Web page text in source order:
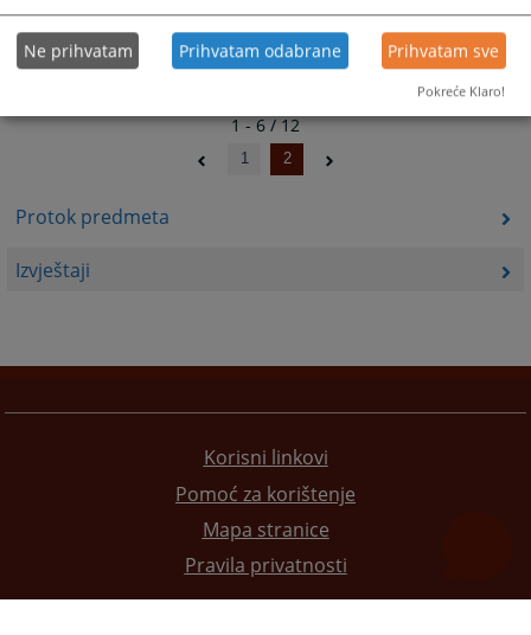
Protok predmeta
Izvještaji
1 - 6 / 12
1 2
Korisni linkovi
Pomoć za korištenje
Mapa stranice
Pravila privatnosti
Ne prihvatam Prihvatam odabrane Prihvatam sve
Pokreće Klaro!